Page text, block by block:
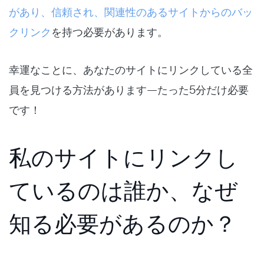
があり、信頼され、関連性のあるサイトからのバッ
クリンクを持つ必要があります。
幸運なことに、あなたのサイトにリンクしている全
員を見つける方法があります—たった5分だけ必要
です！
私のサイトにリンクし
ているのは誰か、なぜ
知る必要があるのか？